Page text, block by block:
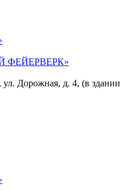
ФЕЙЕРВЕРК»
Дорожная, д. 4, (в здании